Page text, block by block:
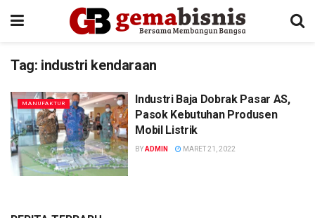
Tag: industri kendaraan
MANUFAKTUR
Industri Baja Dobrak Pasar AS,
Pasok Kebutuhan Produsen
Mobil Listrik
BYADMIN MARET 21, 2022